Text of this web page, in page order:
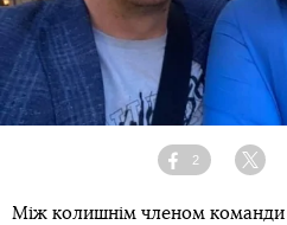
Facebook
2
Між колишнім членом команди